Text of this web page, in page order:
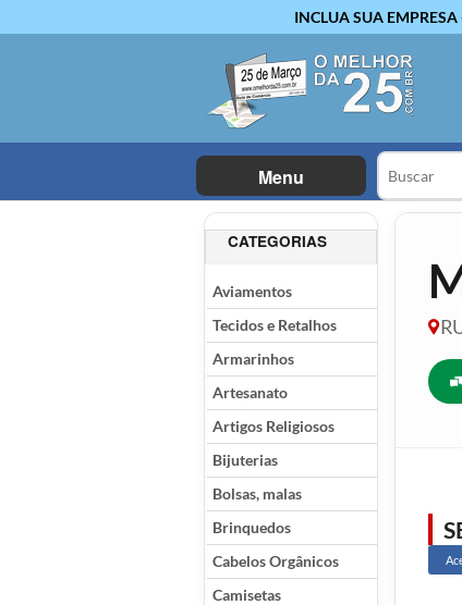
INCLUA SUA EMPRESA
Menu
CATEGORIAS
Aviamentos
Tecidos e Retalhos
Armarinhos
Artesanato
Artigos Religiosos
Bijuterias
Bolsas, malas
Brinquedos
Cabelos Orgânicos
Camisetas